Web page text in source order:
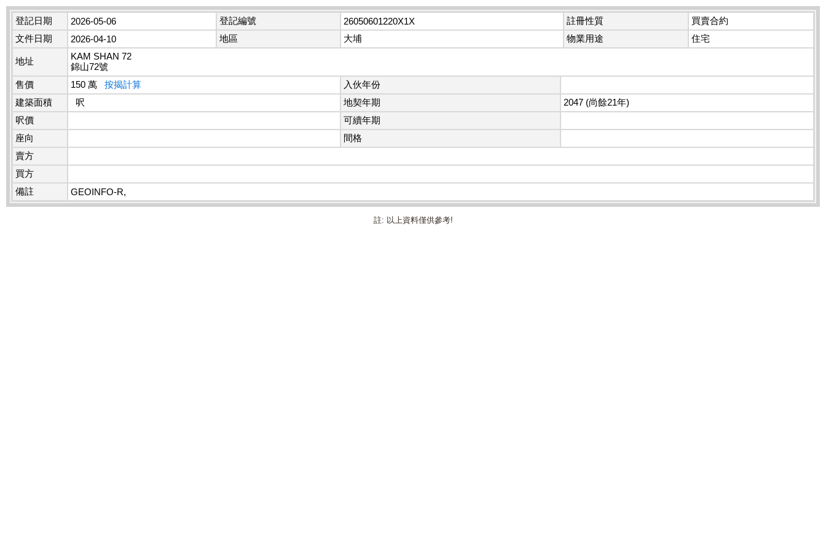
登記日期 2026-05-06 登記編號 26050601220X1X 註冊性質
買賣合約
文件日期
2026-04-10 地區 大埔 物業用途 住宅
地址
KAM SHAN 72
錦山72號
售價
150 萬 按揭計算
入伙年份
建築面積
呎 地契年期
2047 (尚餘21年)
呎價
可續年期
座向
間格
賣方
買方
備註
GEOINFO-R,
註: 以上資料僅供參考!